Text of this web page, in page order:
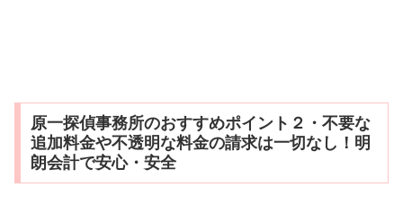
原一探偵事務所のおすすめポイント２・不要な
追加料金や不透明な料金の請求は一切なし！明
朗会計で安心・安全